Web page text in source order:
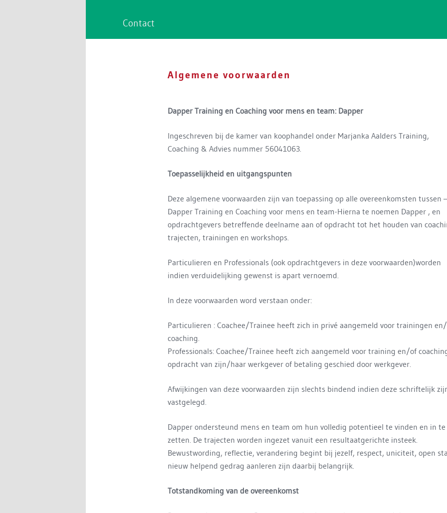
Contact
Algemene voorwaarden
Dapper Training en Coaching voor mens en team: Dapper
Ingeschreven bij de kamer van koophandel onder Marjanka Aalders Training,
Coaching & Advies nummer 56041063.
Toepasselijkheid en uitgangspunten
Deze algemene voorwaarden zijn van toepassing op alle overeenkomsten tussen –
Dapper Training en Coaching voor mens en team-Hierna te noemen Dapper , en
opdrachtgevers betreffende deelname aan of opdracht tot het houden van
trajecten, trainingen en workshops.
Particulieren en Professionals (ook opdrachtgevers in deze voorwaarden)worden
indien verduidelijking gewenst is apart vernoemd.
In deze voorwaarden word verstaan onder:
Particulieren : Coachee/Trainee heeft zich in privé aangemeld voor trainingen
coaching.
Professionals: Coachee/Trainee heeft zich aangemeld voor training en/of
opdracht van zijn/haar werkgever of betaling geschied door werkgever.
Afwijkingen van deze voorwaarden zijn slechts bindend indien deze schriftelijk
vastgelegd.
Dapper ondersteund mens en team om hun volledig potentieel te vinden en in te
zetten. De trajecten worden ingezet vanuit een resultaatgerichte insteek.
Bewustwording, reflectie, verandering begint bij jezelf, respect, uniciteit, open
nieuw helpend gedrag aanleren zijn daarbij belangrijk.
Totstandkoming van de overeenkomst